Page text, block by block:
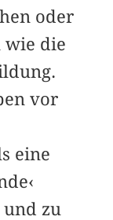
oder
wie die
vor
eine
zu